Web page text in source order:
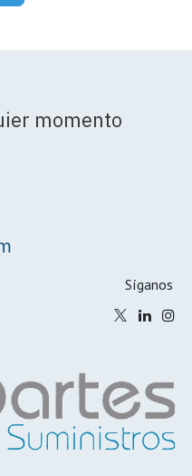
momento
Síganos